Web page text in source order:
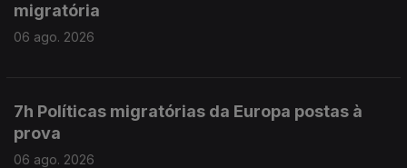
migratória
06 ago. 2026
7h Políticas migratórias da Europa postas à
prova
06 ago. 2026